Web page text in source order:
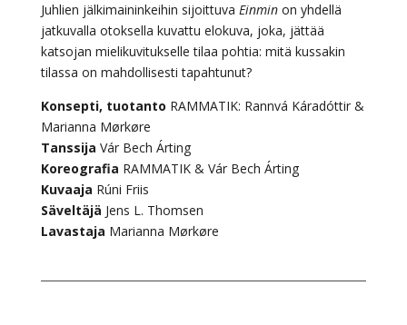
Juhlien jälkimaininkeihin sijoittuva Einminon yhdellä
jatkuvalla otoksella kuvattu elokuva, joka, jättää
katsojan mielikuvitukselle tilaa pohtia: mitä kussakin
tilassa on mahdollisesti tapahtunut?
Konsepti, tuotanto RAMMATIK: Rannvá Káradóttir &
Marianna Mørkøre
Tanssija Vár Bech Árting
Koreografia RAMMATIK & Vár Bech Árting
Kuvaaja Rúni Friis
Säveltäjä Jens L. Thomsen
Lavastaja Marianna Mørkøre